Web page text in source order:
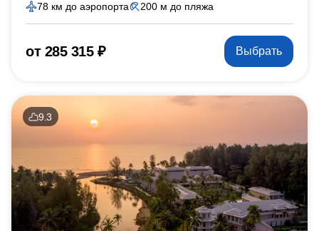
78 км до аэропорта 200 м до пляжа
от 285 315 ₽ Выбрать
9.3